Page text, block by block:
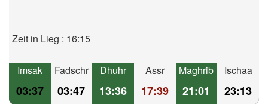
Zeit in Lieg : 16:15
Imsak
03:37
Fadschr
03:47
Dhuhr
13:36
Assr
17:39
Maghrib
21:01
Ischaa
23:13